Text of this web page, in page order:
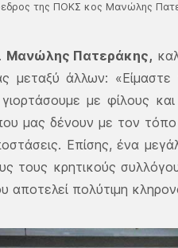
της ΠΟΚΣ κος Μανώλης
Μανώλης Πατεράκης,
μεταξύ άλλων:
με φίλους
μας δένουν με τον
Επίσης, ένα
τους κρητικούς
αποτελεί πολύτιμη